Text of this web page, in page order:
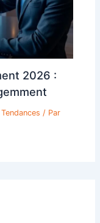
2026 :
/ Par